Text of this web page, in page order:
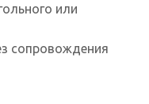
или
сопровождения